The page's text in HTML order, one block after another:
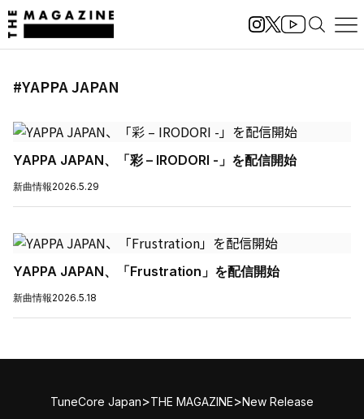
#YAPPA JAPAN
YAPPA JAPAN、「彩 – IRODORI -」を配信開始
新曲情報2026.5.29
YAPPA JAPAN、「Frustration」を配信開始
新曲情報2026.5.18
TuneCore Japan>THE MAGAZINE>New Release